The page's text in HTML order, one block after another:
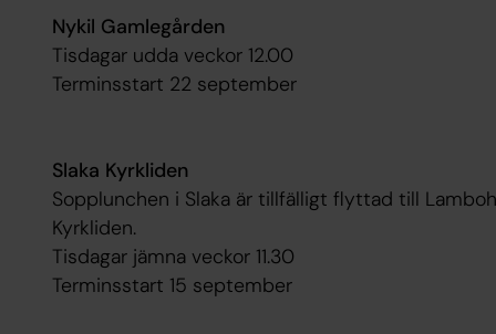
Nykil Gamlegården
Tisdagar udda veckor 12.00
Terminsstart 22 september
Slaka Kyrkliden
Sopplunchen i Slaka är tillfälligt flyttad till
Kyrkliden.
Tisdagar jämna veckor 11.30
Terminsstart 15 september